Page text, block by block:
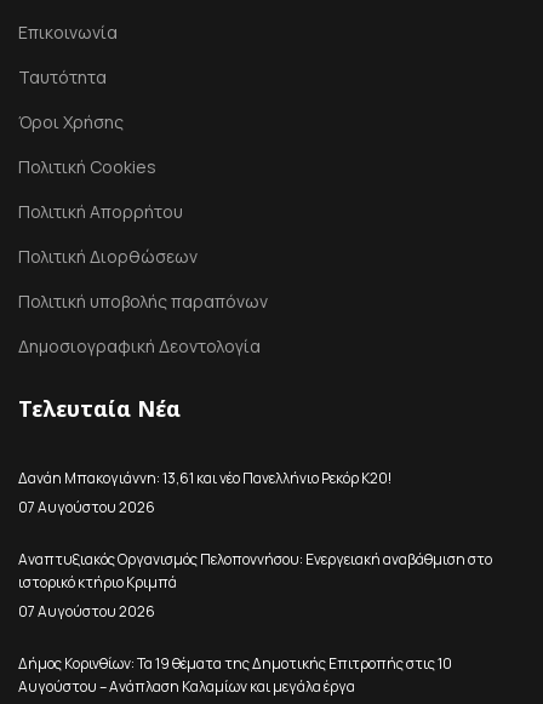
Επικοινωνία
Ταυτότητα
Όροι Χρήσης
Πολιτική Cookies
Πολιτική Απορρήτου
Πολιτική Διορθώσεων
Πολιτική υποβολής παραπόνων
Δημοσιογραφική Δεοντολογία
Τελευταία Νέα
Δανάη Μπακογιάννη: 13,61 και νέο Πανελλήνιο Ρεκόρ Κ20!
07 Αυγούστου 2026
Αναπτυξιακός Οργανισμός Πελοποννήσου: Ενεργειακή αναβάθμιση στο
ιστορικό κτήριο Κριμπά
07 Αυγούστου 2026
Δήμος Κορινθίων: Τα 19 θέματα της Δημοτικής Επιτροπής στις 10
Αυγούστου – Ανάπλαση Καλαμίων και μεγάλα έργα